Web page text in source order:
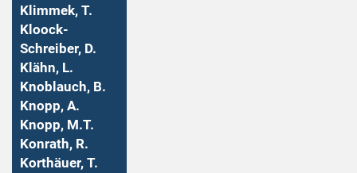
Klimmek, T.
Kloock-
Schreiber, D.
Klähn, L.
Knoblauch, B.
Knopp, A.
Knopp, M.T.
Konrath, R.
Korthäuer, T.